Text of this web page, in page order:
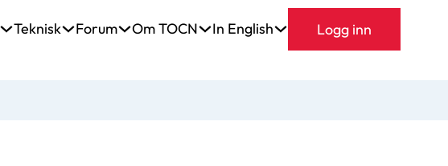
Teknisk Forum Om TOCN In English Logg inn